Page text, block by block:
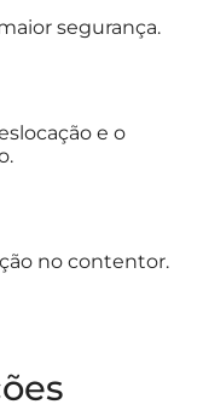
segurança.
e o
no contentor.